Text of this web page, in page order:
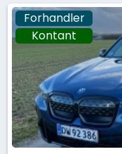
Kontant
Forhandler